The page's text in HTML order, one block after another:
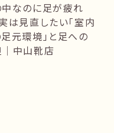
なのに足が疲れ
は見直したい「室内
元環境」と足への
中山靴店